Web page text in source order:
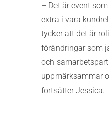
– Det är event
extra i våra
tycker att det är
förändringar som
och
uppmärksammar
fortsätter Jessica.